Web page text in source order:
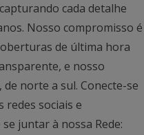
cada detalhe
Nosso compromisso é
de última hora
e nosso
norte a sul. Conecte-se
redes sociais e
juntar à nossa Rede: